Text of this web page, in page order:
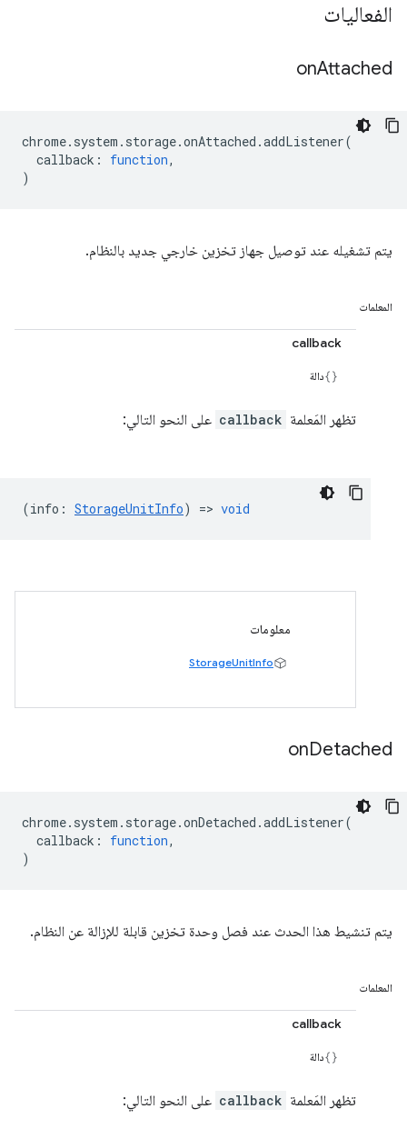
الفعاليات
onAttached
chrome. system . storage.onAttached .addListener(
callback : function,
)
يتم تشغيله عند توصيل جهاز تخزين خارجي جديد بالنظام.
المعلمات
callback
دالة
تظهر المَعلمة callback على النحو التالي:
(info : StorageUnitInfo) => void
معلومات
StorageUnitInfo
onDetached
chrome. system . storage.onDetached .addListener(
callback : function,
)
يتم تنشيط هذا الحدث عند فصل وحدة تخزين قابلة للإزالة عن النظام.
المعلمات
callback
دالة
تظهر المَعلمة callback على النحو التالي: